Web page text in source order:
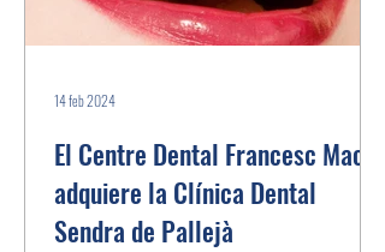
El Centre Dental Francesc Macià
adquiere la Clínica Dental
Sendra de Pallejà
14 feb 2024